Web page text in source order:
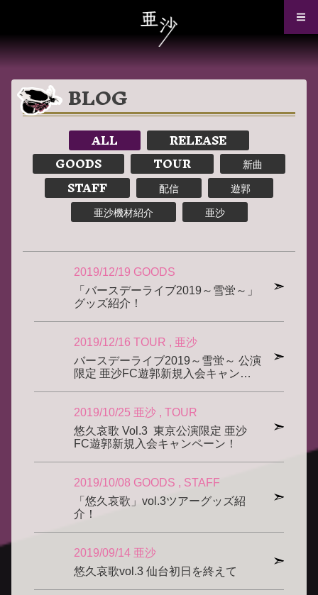
BLOG
ALL
RELEASE
GOODS
TOUR
新曲
STAFF
配信
遊郭
亜沙機材紹介
亜沙
2019/12/19 GOODS
「バースデーライブ2019～雪蛍～」
グッズ紹介！
2019/12/16 TOUR
亜沙
バースデーライブ2019～雪蛍～ 公演
限定 亜沙FC遊郭新規入会キャン…
2019/10/25 亜沙
TOUR
悠久哀歌 Vol.3 東京公演限定 亜沙
FC遊郭新規入会キャンペーン！
2019/10/08 GOODS
STAFF
「悠久哀歌」vol.3ツアーグッズ紹
介！
2019/09/14 亜沙
悠久哀歌vol.3 仙台初日を終えて